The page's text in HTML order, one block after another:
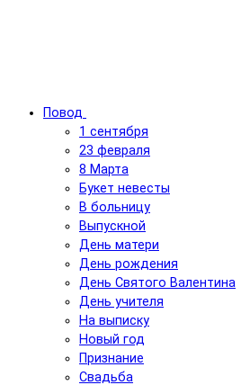
Повод
1 сентября
23 февраля
8 Марта
Букет невесты
В больницу
Выпускной
День матери
День рождения
День Святого Валентина
День учителя
На выписку
Новый год
Признание
Свадьба